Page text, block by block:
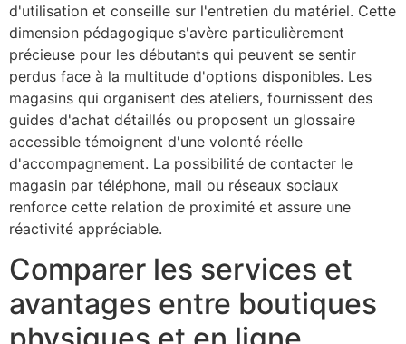
d'utilisation et conseille sur l'entretien du matériel. Cette
dimension pédagogique s'avère particulièrement
précieuse pour les débutants qui peuvent se sentir
perdus face à la multitude d'options disponibles. Les
magasins qui organisent des ateliers, fournissent des
guides d'achat détaillés ou proposent un glossaire
accessible témoignent d'une volonté réelle
d'accompagnement. La possibilité de contacter le
magasin par téléphone, mail ou réseaux sociaux
renforce cette relation de proximité et assure une
réactivité appréciable.
Comparer les services et
avantages entre boutiques